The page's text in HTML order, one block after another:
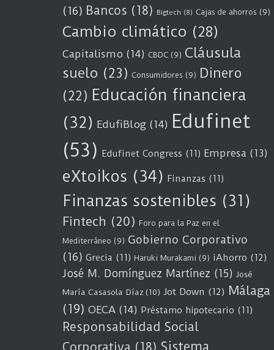
(16) Bancos (18) Bigtech (8) Cajas de ahorros (9)
Cambio climático (28)
Capitalismo (14) CBDC (9) Cláusula
suelo (23) Consumidores (9) Dinero
(22) Educación financiera
(32) EdufiBlog (14) Edufinet
(53) Edufinet Congress (11) Empresa (13)
eXtoikos (34) Finanzas (11)
Finanzas sostenibles (31)
Fintech (20) Foro para la Paz en el
Mediterráneo (9) Gobierno Corporativo
(16) Grecia (11) Haruki Murakami (9) iAhorro (12)
José M. Domínguez Martínez (15) José
María Casasola Díaz (10) Jot Down (12) Málaga
(19) OECA (14) Préstamo hipotecario (11)
Responsabilidad Social
Sistema